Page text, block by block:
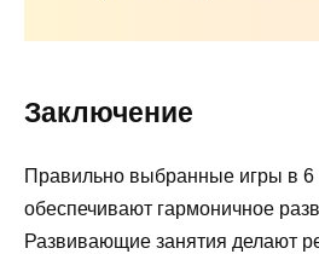
Заключение
Правильно выбранные игры в 6
обеспечивают гармоничное
Развивающие занятия делают